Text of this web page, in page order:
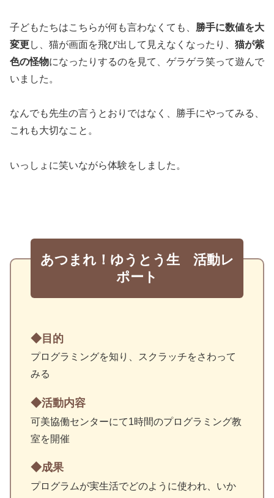
子どもたちはこちらが何も言わなくても、 勝手に数値を大
変更し、猫が画面を飛び出して見えなくなったり、 猫が紫
色の怪物になったりするのを見て、ゲラゲラ笑って遊んで
いました。
なんでも先生の言うとおりではなく、勝手にやってみる、
これも大切なこと。
いっしょに笑いながら体験をしました。
あつまれ！ゆうとう生 活動レ
ポート
目的
プログラミングを知り、スクラッチをさわって
みる
活動内容
可美協働センターにて1時間のプログラミング教
室を開催
成果
プログラムが実生活でどのように使われ、いか